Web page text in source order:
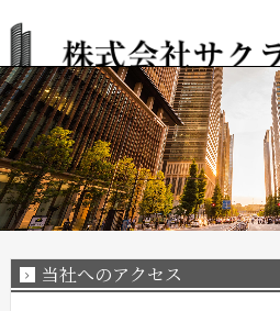
当社へのアクセス